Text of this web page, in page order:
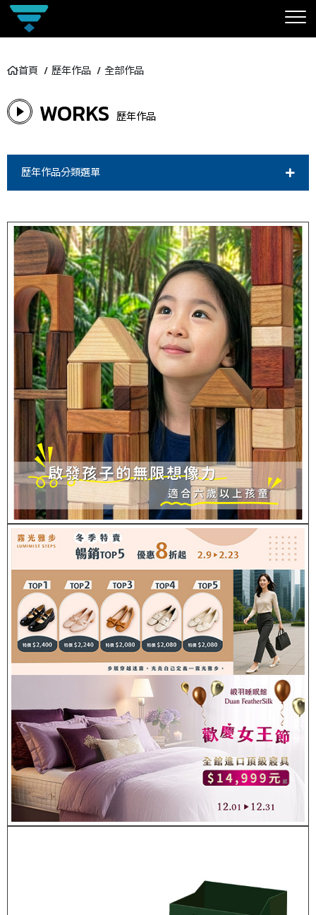
首頁 歷年作品 全部作品
WORKS 歷年作品
歷年作品分類選單